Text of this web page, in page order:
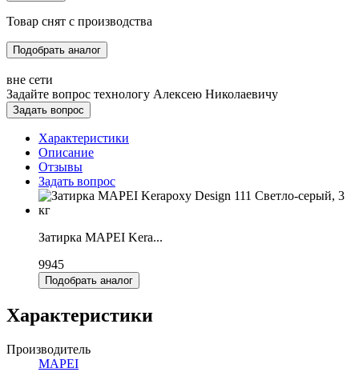
Товар снят с производства
Подобрать аналог
вне сети
Задайте вопрос технологу Алексею Николаевичу
Задать вопрос
Характеристики
Описание
Отзывы
Задать вопрос
Затирка MAPEI Kera...
9945
Подобрать аналог
Характеристики
Производитель
MAPEI